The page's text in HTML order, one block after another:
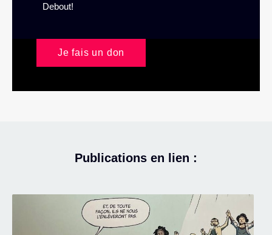
Debout!
Je fais un don
Publications en lien :